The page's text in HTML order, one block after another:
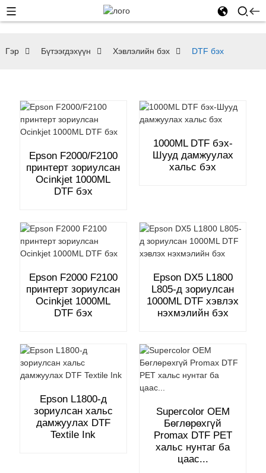
Гэр Бүтээгдэхүүн Хэвлэлийн бэх DTF бэх
Epson F2000/F2100
принтерт зориулсан
Ocinkjet 1000ML
DTF бэх
1000ML DTF бэх-
Шууд дамжуулах
хальс бэх
Epson F2000 F2100
принтерт зориулсан
Ocinkjet 1000ML
DTF бэх
Epson DX5 L1800
L805-д зориулсан
1000ML DTF хэвлэх
нэхмэлийн бэх
Epson L1800-д
зориулсан хальс
дамжуулах DTF
Textile Ink
Supercolor OEM
Бөглөрөхгүй
Promax DTF PET
хальс нунтаг ба
цаас...